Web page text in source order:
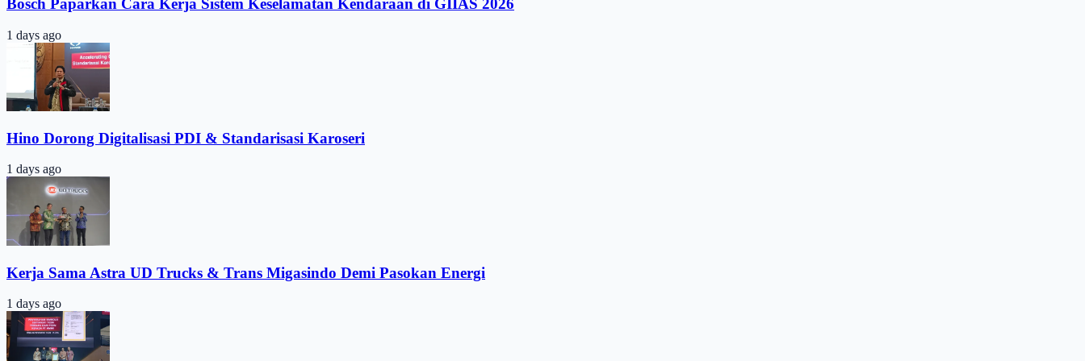
Bosch Paparkan Cara Kerja Sistem Keselamatan Kendaraan di GIIAS 2026
1 days ago
Hino Dorong Digitalisasi PDI & Standarisasi Karoseri
1 days ago
Kerja Sama Astra UD Trucks & Trans Migasindo Demi Pasokan Energi
1 days ago